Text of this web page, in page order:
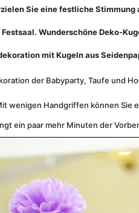
Sie eine festliche
Wunderschöne Deko-
mit Kugeln aus
der Babyparty, Taufe und
wenigen Handgriffen können Sie
ein paar mehr Minuten der